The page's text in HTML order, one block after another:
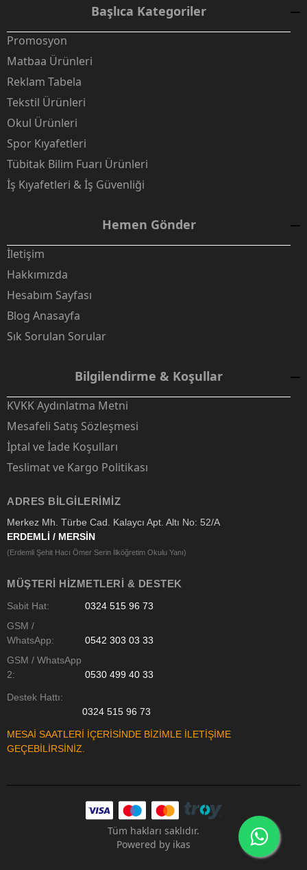
Başlıca Kategoriler
Promosyon
Matbaa Ürünleri
Reklam Tabela
Tekstil Ürünleri
Okul Ürünleri
Spor Kıyafetleri
Tübitak Bilim Fuarı Ürünleri
İş Kıyafetleri & İş Güvenliği
Hemen Gönder
İletişim
Hakkımızda
Hesabım Sayfası
Blog Anasayfa
Sık Sorulan Sorular
Bilgilendirme & Koşullar
KVKK Aydınlatma Metni
Mesafeli Satış Sözleşmesi
İptal ve İade Koşulları
Teslimat ve Kargo Politikası
ADRES BILGILERIMIZ
Merkez Mh. Türbe Cad. Kalaycı Apt. Altı No: 52/A
ERDEMLİ / MERSİN
(Erdemli Şehit Hacı Ömer Serin İlköğretim Okulu Yanı)
MÜŞTERI HIZMETLERI & DESTEK
Sabit Hat:
0324 515 96 73
GSM /
WhatsApp:
0542 303 03 33
GSM / WhatsApp
2:
0530 499 40 33
Destek Hattı:
0324 515 96 73
MESAİ SAATLERİ İÇERİSİNDE BİZİMLE İLETİŞİME
GEÇEBİLİRSİNİZ.
Tüm hakları saklıdır.
Powered by ikas